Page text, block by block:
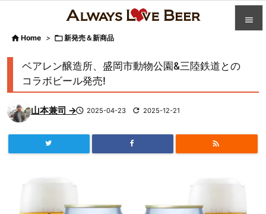


 Home > 新発売＆新商品
ベアレン醸造所、盛岡市動物公園&三陸鉄道との
コラボビール発売!
山本兼司 → 2025-04-23  2025-12-21
